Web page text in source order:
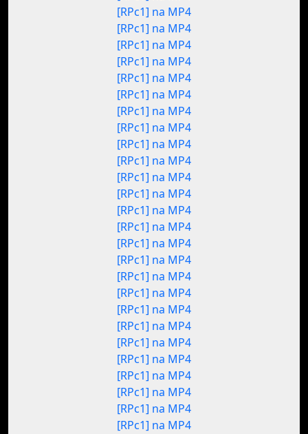
[RPc1] na MP4
[RPc1] na MP4
[RPc1] na MP4
[RPc1] na MP4
[RPc1] na MP4
[RPc1] na MP4
[RPc1] na MP4
[RPc1] na MP4
[RPc1] na MP4
[RPc1] na MP4
[RPc1] na MP4
[RPc1] na MP4
[RPc1] na MP4
[RPc1] na MP4
[RPc1] na MP4
[RPc1] na MP4
[RPc1] na MP4
[RPc1] na MP4
[RPc1] na MP4
[RPc1] na MP4
[RPc1] na MP4
[RPc1] na MP4
[RPc1] na MP4
[RPc1] na MP4
[RPc1] na MP4
[RPc1] na MP4